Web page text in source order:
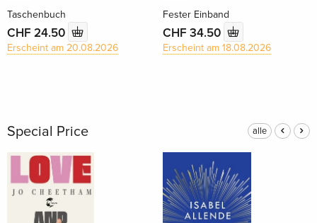
Taschenbuch
CHF 24.50
Erscheint am 20.08.2026
Fester Einband
CHF 34.50
Erscheint am 18.08.2026
Special Price alle